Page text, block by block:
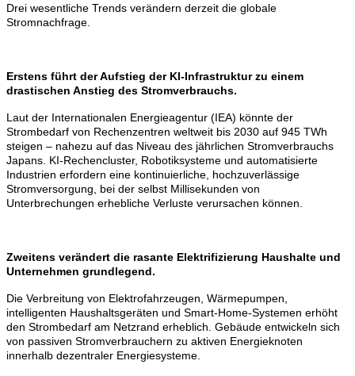
Drei wesentliche Trends verändern derzeit die globale
Stromnachfrage.
Erstens führt der Aufstieg der KI-Infrastruktur zu einem
drastischen Anstieg des Stromverbrauchs.
Laut der Internationalen Energieagentur (IEA) könnte der
Strombedarf von Rechenzentren weltweit bis 2030 auf 945 TWh
steigen – nahezu auf das Niveau des jährlichen Stromverbrauchs
Japans. KI-Rechencluster, Robotiksysteme und automatisierte
Industrien erfordern eine kontinuierliche, hochzuverlässige
Stromversorgung, bei der selbst Millisekunden von
Unterbrechungen erhebliche Verluste verursachen können.
Zweitens verändert die rasante Elektrifizierung Haushalte und
Unternehmen grundlegend.
Die Verbreitung von Elektrofahrzeugen, Wärmepumpen,
intelligenten Haushaltsgeräten und Smart-Home-Systemen erhöht
den Strombedarf am Netzrand erheblich. Gebäude entwickeln sich
von passiven Stromverbrauchern zu aktiven Energieknoten
innerhalb dezentraler Energiesysteme.